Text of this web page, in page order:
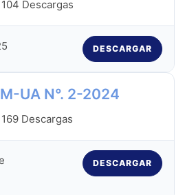
Descargas
DESCARGAR
UA N°. 2-2024
Descargas
DESCARGAR